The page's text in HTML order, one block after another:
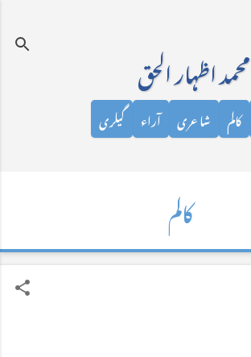
محمد اظہار الحق
کالم شاعری آراء گیلری
کالم